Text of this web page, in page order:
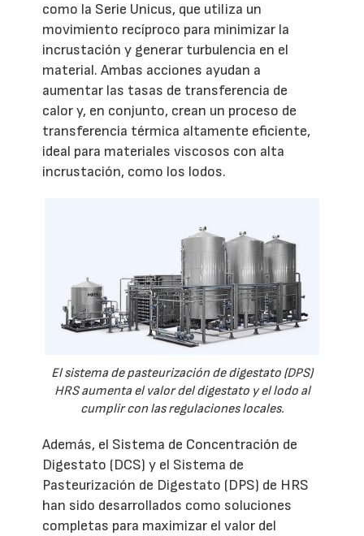
como la Serie Unicus, que utiliza un
movimiento recíproco para minimizar la
incrustación y generar turbulencia en el
material. Ambas acciones ayudan a
aumentar las tasas de transferencia de
calor y, en conjunto, crean un proceso de
transferencia térmica altamente eficiente,
ideal para materiales viscosos con alta
incrustación, como los lodos.
El sistema de pasteurización de digestato (DPS)
HRS aumenta el valor del digestato y el lodo al
cumplir con las regulaciones locales.
Además, el Sistema de Concentración de
Digestato (DCS) y el Sistema de
Pasteurización de Digestato (DPS) de HRS
han sido desarrollados como soluciones
completas para maximizar el valor del